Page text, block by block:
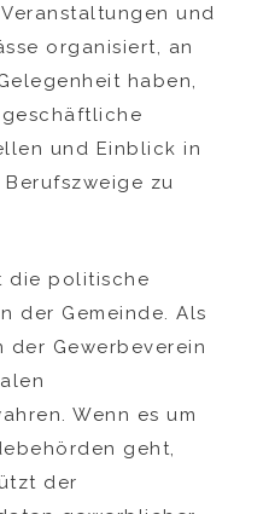
und
organisiert, an
haben,
und Einblick in
zu
die politische
der Gemeinde. Als
der Gewerbeverein
Wenn es um
geht,
der